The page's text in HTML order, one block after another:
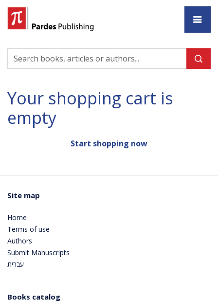
Your shopping cart is
empty
Start shopping now
Site map
Home
Terms of use
Authors
Submit Manuscripts
עברית
Books catalog